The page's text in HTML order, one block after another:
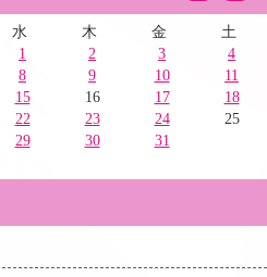
水 木 金
土
1
2 3
4
8 9 10
11
15 16 17
18
22 23 24
25
29 30 31